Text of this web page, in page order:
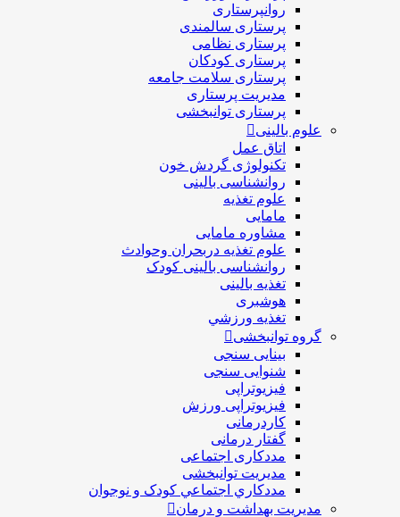
روانپرستاری
پرستاری سالمندی
پرستاری نظامی
پرستاری کودکان
پرستاری سلامت جامعه
مدیریت پرستاری
پرستاری توانبخشی
علوم بالینی
اتاق عمل
تکنولوژی گردش خون
روانشناسی بالینی
علوم تغذیه
مامایی
مشاوره مامایی
علوم تغذیه دربحران وحوادث
روانشناسی بالینی کودک
تغذیه بالینی
هوشبری
تغذيه ورزشي
گروه توانبخشی
بینایی سنجی
شنوایی سنجی
فیزیوتراپی
فیزیوتراپی ورزش
کاردرمانی
گفتار درمانی
مددکاری اجتماعی
مديريت توانبخشی
مددکاري اجتماعي کودک و نوجوان
مدیریت بهداشت و درمان